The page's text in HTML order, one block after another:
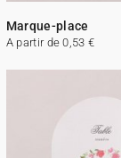
Marque-place
A partir de 0,53 €